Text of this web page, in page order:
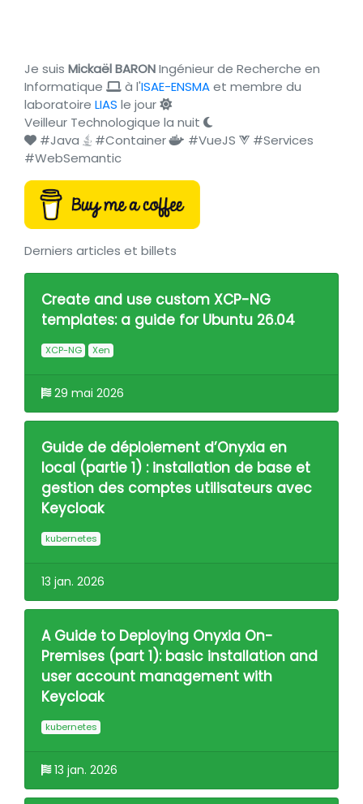
Je suis Mickaël BARONIngénieur de Recherche en
Informatique
à l'ISAE-ENSMAet membre du
laboratoire LIAS le jour
Veilleur Technologique la nuit
#Java
#Container #VueJS
#Services
#WebSemantic
Derniers articles et billets
Create and use custom XCP-NG
templates: a guide for Ubuntu 26.04
XCP-NG Xen
29 mai 2026
Guide de déploiement d’Onyxia en
local (partie 1) : installation de base et
gestion des comptes utilisateurs avec
Keycloak
kubernetes
13 jan. 2026
A Guide to Deploying Onyxia On-
Premises (part 1): basic installation and
user account management with
Keycloak
kubernetes
13 jan. 2026